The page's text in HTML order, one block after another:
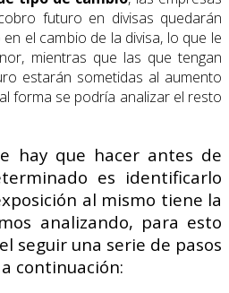
futuro en divisas quedarán
el cambio de la divisa, lo que le
mientras que las que tengan
estarán sometidas al aumento
forma se podría analizar el resto
hay que hacer antes de
es identificarlo
al mismo tiene la
analizando, para esto
seguir una serie de pasos
continuación: